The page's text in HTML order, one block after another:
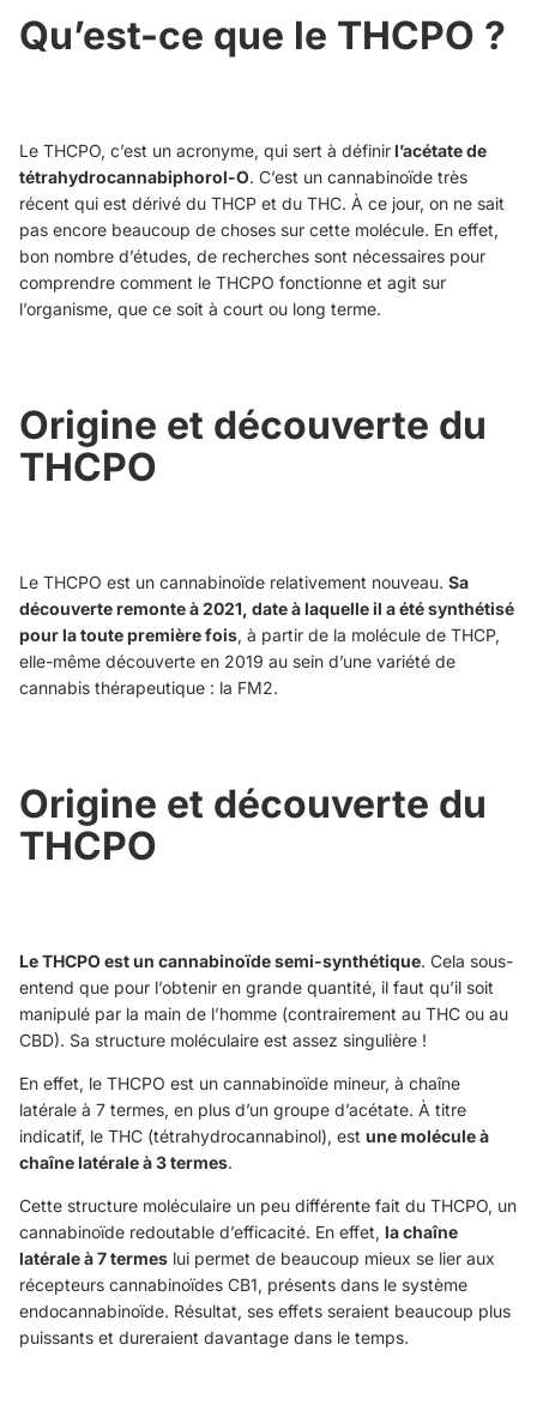
Qu’est-ce que le THCPO ?
Le THCPO, c’est un acronyme, qui sert à définirl’acétate de
tétrahydrocannabiphorol-O. C’est un cannabinoïde très
récent qui est dérivé du THCP et du THC. À ce jour, on ne sait
pas encore beaucoup de choses sur cette molécule. En effet,
bon nombre d’études, de recherches sont nécessaires pour
comprendre comment le THCPO fonctionne et agit sur
l’organisme, que ce soit à court ou long terme.
Origine et découverte du
THCPO
Le THCPO est un cannabinoïde relativement nouveau. Sa
découverte remonte à 2021, date à laquelle il a été synthétisé
pour la toute première fois, à partir de la molécule de THCP,
elle-même découverte en 2019 au sein d’une variété de
cannabis thérapeutique : la FM2.
Origine et découverte du
THCPO
Le THCPO est un cannabinoïde semi-synthétique. Cela sous-
entend que pour l’obtenir en grande quantité, il faut qu’il soit
manipulé par la main de l’homme (contrairement au THC ou au
CBD). Sa structure moléculaire est assez singulière !
En effet, le THCPO est un cannabinoïde mineur, à chaîne
latérale à 7 termes, en plus d’un groupe d’acétate. À titre
indicatif, le THC (tétrahydrocannabinol), est une molécule à
chaîne latérale à 3 termes.
Cette structure moléculaire un peu différente fait du THCPO, un
cannabinoïde redoutable d’efficacité. En effet, la chaîne
latérale à 7 termes lui permet de beaucoup mieux se lier aux
récepteurs cannabinoïdes CB1, présents dans le système
endocannabinoïde. Résultat, ses effets seraient beaucoup plus
puissants et dureraient davantage dans le temps.